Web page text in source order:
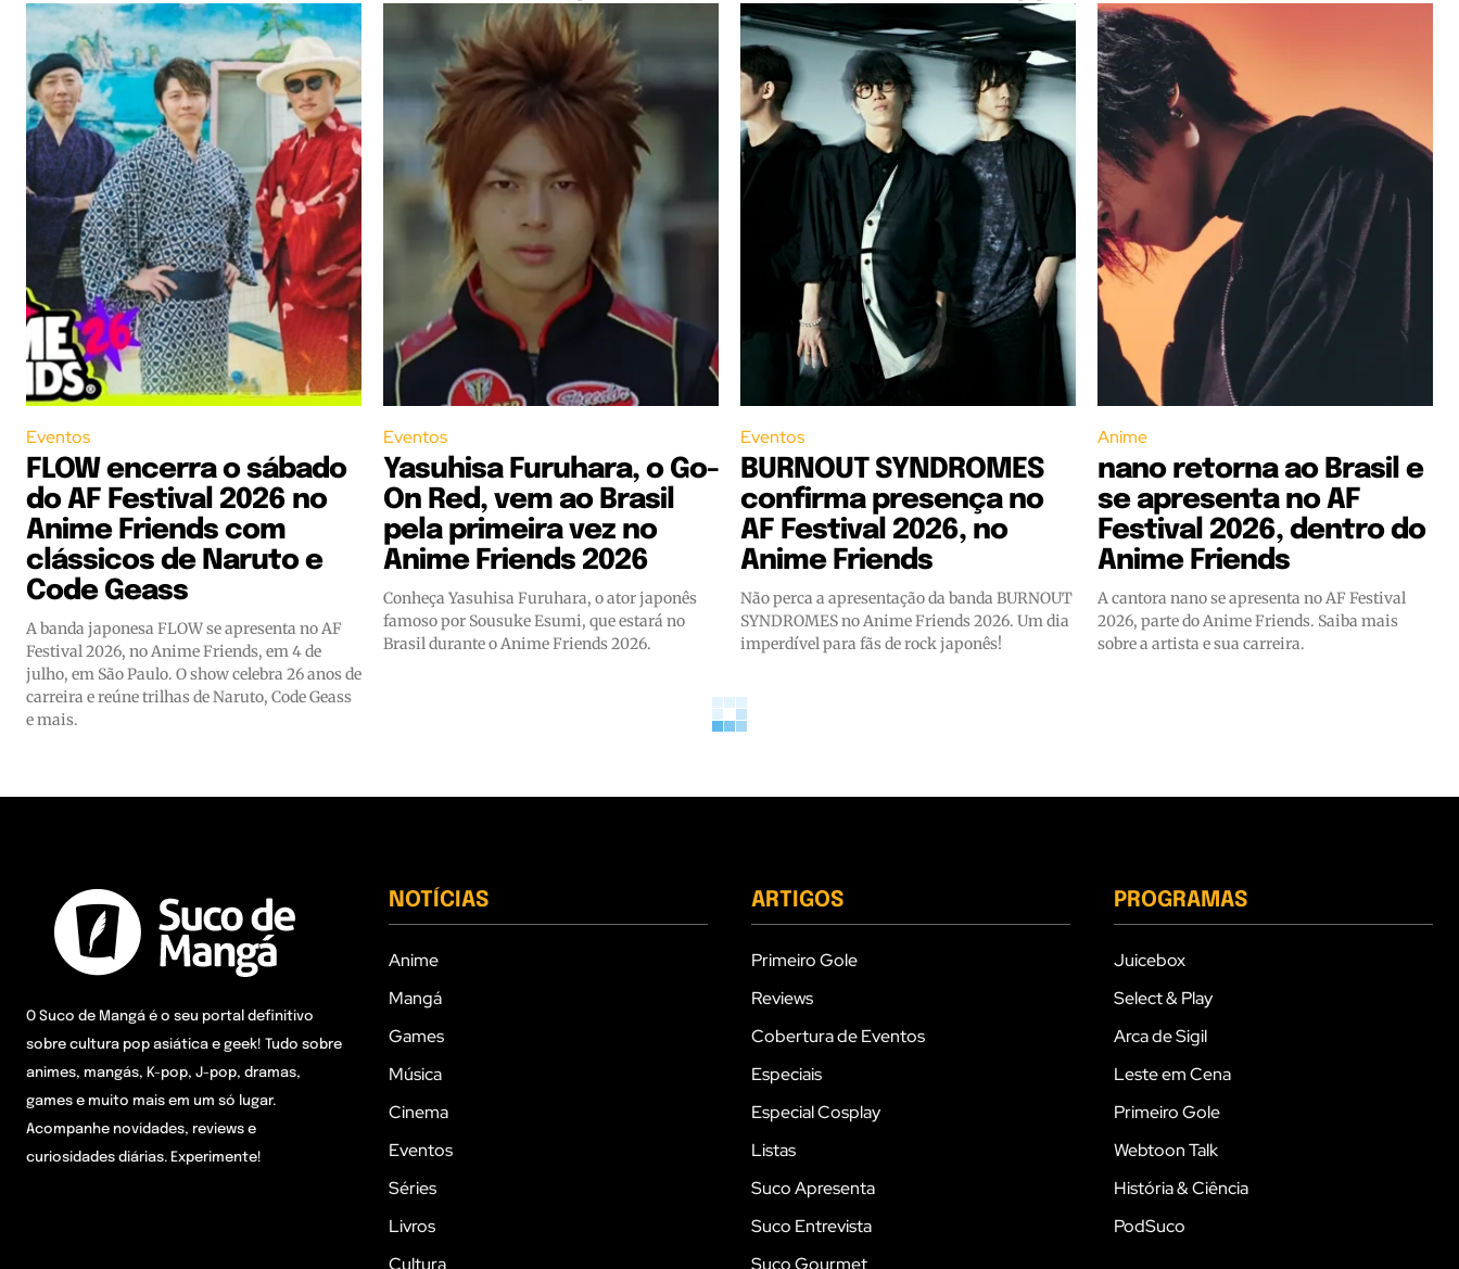
Eventos
FLOW encerra o sábado
do AF Festival 2026 no
Anime Friends com
clássicos de Naruto e
Code Geass
A banda japonesa FLOW se apresenta no AF
Festival 2026, no Anime Friends, em 4 de
julho, em São Paulo. O show celebra 26 anos de
carreira e reúne trilhas de Naruto, Code Geass
e mais.
Eventos
Yasuhisa Furuhara, o Go-
On Red, vem ao Brasil
pela primeira vez no
Anime Friends 2026
Conheça Yasuhisa Furuhara, o ator japonês
famoso por Sousuke Esumi, que estará no
Brasil durante o Anime Friends 2026.
Eventos
BURNOUT SYNDROMES
confirma presença no
AF Festival 2026, no
Anime Friends
Não perca a apresentação da banda BURNOUT
SYNDROMES no Anime Friends 2026. Um dia
imperdível para fãs de rock japonês!
Anime
nano retorna ao Brasil e
se apresenta no AF
Festival 2026, dentro do
Anime Friends
A cantora nano se apresenta no AF Festival
2026, parte do Anime Friends. Saiba mais
sobre a artista e sua carreira.
O Suco de Mangá é o seu portal definitivo
sobre cultura pop asiática e geek! Tudo sobre
animes, mangás, K-pop, J-pop, dramas,
games e muito mais em um só lugar.
Acompanhe novidades, reviews e
curiosidades diárias. Experimente!
NOTÍCIAS
Anime
Mangá
Games
Música
Cinema
Eventos
Séries
Livros
Cultura
ARTIGOS
Primeiro Gole
Reviews
Cobertura de Eventos
Especiais
Especial Cosplay
Listas
Suco Apresenta
Suco Entrevista
Suco Gourmet
PROGRAMAS
Juicebox
Select & Play
Arca de Sigil
Leste em Cena
Primeiro Gole
Webtoon Talk
História & Ciência
PodSuco